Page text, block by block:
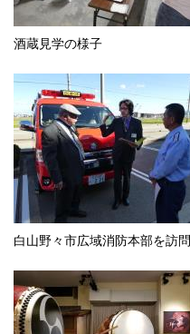
酒蔵見学の様子
白山野々市広域消防本部を訪問